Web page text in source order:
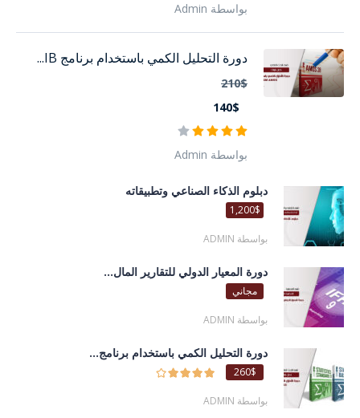
بواسطة Admin
دورة التحليل الكمي باستخدام برنامج IB...
210$
140$
بواسطة Admin
دبلوم الذكاء الصناعي وتطبيقاته
1,200$
بواسطة ADMIN
دورة المعيار الدولي للتقارير المال...
مجاني
بواسطة ADMIN
دورة التحليل الكمي باستخدام برنامج...
260$
بواسطة ADMIN